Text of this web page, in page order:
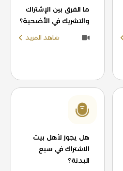
ما الفرق بين الإشتراك
والتشريك في الأضحية؟
شاهد المزيد
هل يجوز لأهل بيت
الاشتراك في سبع
البدنة؟